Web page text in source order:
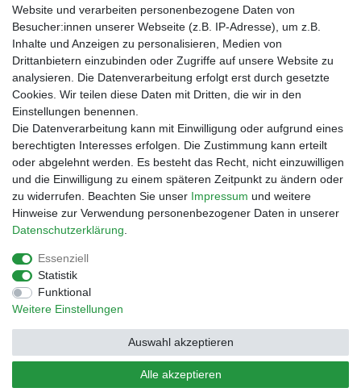
bei der Landbell AG
Zahlungsarten
Vorabüberweisung
Rechnungskauf
Zahlung bei Abholung
PayPal (inkl. Kreditkarten)
Impressum
Barrierefreiheitserklärung
Vertrag widerrufen Kontakt
Website und verarbeiten personenbezogene Daten von
Besucher:innen unserer Webseite (z.B. IP-Adresse), um z.B.
Inhalte und Anzeigen zu personalisieren, Medien von
Drittanbietern einzubinden oder Zugriffe auf unsere Website zu
analysieren. Die Datenverarbeitung erfolgt erst durch gesetzte
Cookies. Wir teilen diese Daten mit Dritten, die wir in den
Einstellungen benennen.
Die Datenverarbeitung kann mit Einwilligung oder aufgrund eines
berechtigten Interesses erfolgen. Die Zustimmung kann erteilt
oder abgelehnt werden. Es besteht das Recht, nicht einzuwilligen
und die Einwilligung zu einem späteren Zeitpunkt zu ändern oder
zu widerrufen. Beachten Sie unser Impressum und weitere
Hinweise zur Verwendung personenbezogener Daten in unserer
Daten­schutz­erklärung
Essenziell
Statistik
Funktional
Weitere Einstellungen
Alle akzeptieren
Auswahl akzeptieren